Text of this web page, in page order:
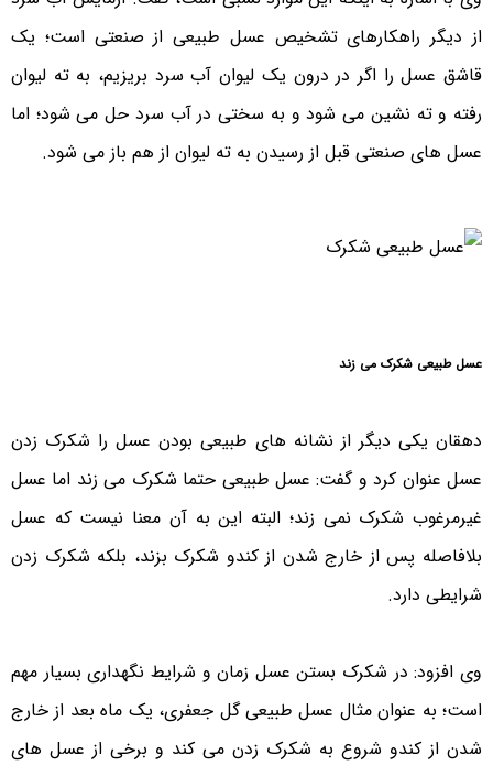
از دیگر راهکارهای تشخیص عسل طبیعی از صنعتی است؛ یک
قاشق عسل را اگر در درون یک لیوان آب سرد بریزیم، به ته لیوان
رفته و ته نشین می شود و به سختی در آب سرد حل می شود؛ اما
عسل های صنعتی قبل از رسیدن به ته لیوان از هم باز می شود.
عسل طبیعی شکرک می زند
دهقان یکی دیگر از نشانه های طبیعی بودن عسل را شکرک زدن
عسل عنوان کرد و گفت: عسل طبیعی حتما شکرک می زند اما عسل
غیرمرغوب شکرک نمی زند؛ البته این به آن معنا نیست که عسل
بلافاصله پس از خارج شدن از کندو شکرک بزند، بلکه شکرک زدن
شرایطی دارد.
وی افزود: در شکرک بستن عسل زمان و شرایط نگهداری بسیار مهم
است؛ به عنوان مثال عسل طبیعی گل جعفری، یک ماه بعد از خارج
شدن از کندو شروع به شکرک زدن می کند و برخی از عسل های